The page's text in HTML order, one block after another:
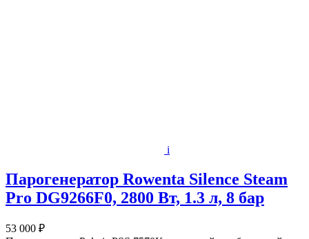
i
Парогенератор Rowenta Silence Steam
Pro DG9266F0, 2800 Вт, 1.3 л, 8 бар
53 000 ₽